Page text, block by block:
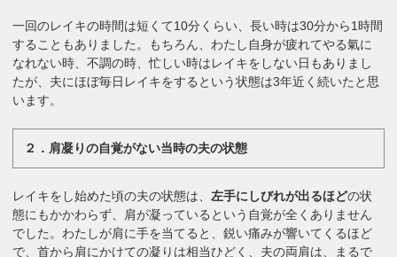
一回のレイキの時間は短くて10分くらい、長い時は30分から1時間
することもありました。もちろん、わたし自身が疲れてやる氣に
なれない時、不調の時、忙しい時はレイキをしない日もありまし
たが、夫にほぼ毎日レイキをするという状態は3年近く続いたと思
います。
２．肩凝りの自覚がない当時の夫の状態
レイキをし始めた頃の夫の状態は、 左手にしびれが出るほどの状
態にもかかわらず、肩が凝っているという自覚が全くありません
でした。わたしが肩に手を当てると、鋭い痛みが響いてくるほど
で、首から肩にかけての凝りは相当ひどく、夫の両肩は、まるで